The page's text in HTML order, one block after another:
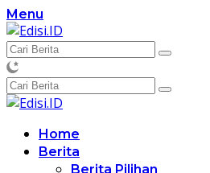
Langsung
ke
konten
Menu
Home
Berita
Berita Pilihan